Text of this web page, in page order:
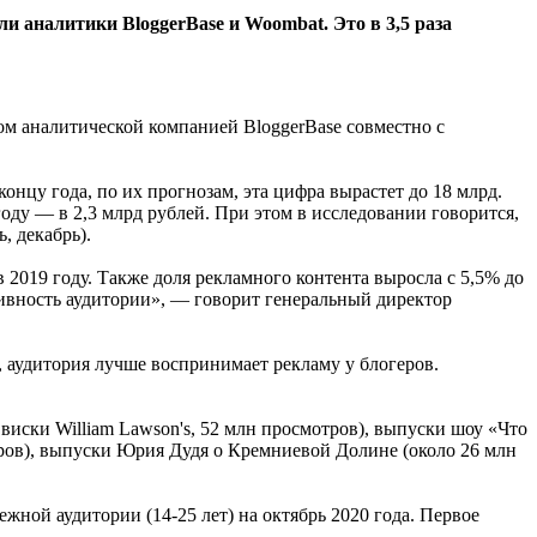
аналитики BloggerBase и Woombat. Это в 3,5 раза
аналитической компанией BloggerBase совместно с
года, по их прогнозам, эта цифра вырастет до 18 млрд.
— в 2,3 млрд рублей. При этом в исследовании говорится,
декабрь).
году. Также доля рекламного контента выросла с 5,5% до
аудитории», — говорит генеральный директор
лучше воспринимает рекламу у блогеров.
William Lawson's, 52 млн просмотров), выпуски шоу «Что
выпуски Юрия Дудя о Кремниевой Долине (около 26 млн
аудитории (14-25 лет) на октябрь 2020 года. Первое